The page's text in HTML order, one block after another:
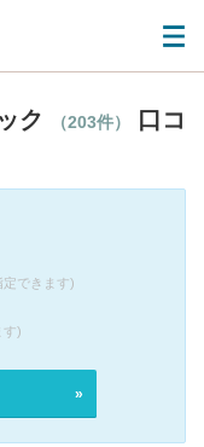
ク （203件）
口コ
できます)
す)